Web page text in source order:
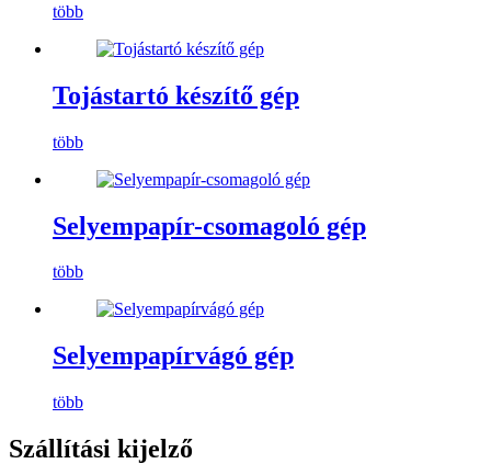
több
Tojástartó készítő gép
több
Selyempapír-csomagoló gép
több
Selyempapírvágó gép
több
Szállítási kijelző